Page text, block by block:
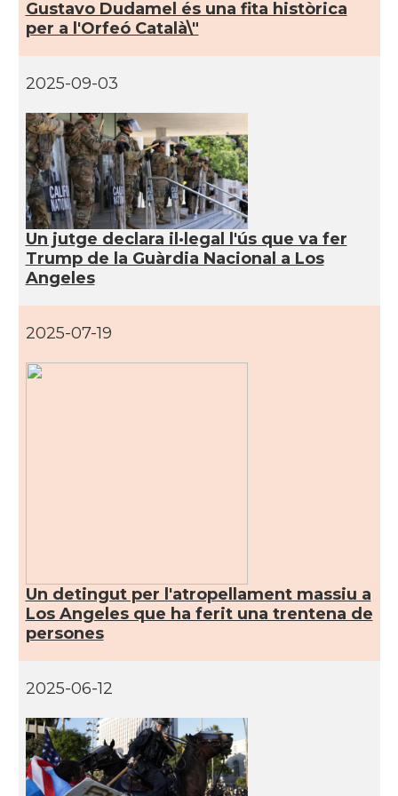
CAMON Catalans a ORLANDO
CAMON
Catalans a Philadelphia,
Pennsylvania, USA
CAMON Catalans a PHOENIX
CAMON
CAMON
CAMON Catalans a SEATTLE
CAMON
Catalans a Silicon Valley (San Jose),
Gustavo Dudamel és una fita històrica
per a l'Orfeó Català\"
2025-09-03
Un jutge declara il·legal l'ús que va fer
Trump de la Guàrdia Nacional a Los
Angeles
2025-07-19
Un detingut per l'atropellament massiu a
Los Angeles que ha ferit una trentena de
persones
2025-06-12